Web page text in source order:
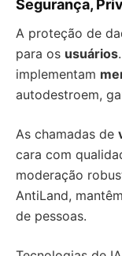
Segurança,
A proteção de
para os usuários
implementam
autodestroem,
As chamadas de
cara com
moderação
AntiLand,
de pessoas.